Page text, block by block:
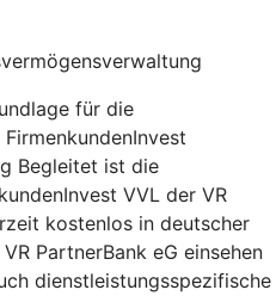
für die
Begleitet ist die
VVL der VR
kostenlos in deutscher
PartnerBank eG einsehen
dienstleistungsspezifische